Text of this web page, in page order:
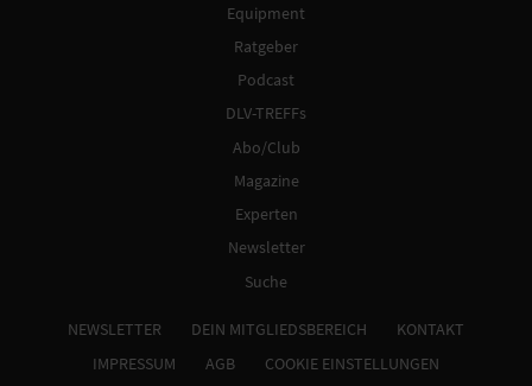
Equipment
Ratgeber
Podcast
DLV-TREFFs
Abo/Club
Magazine
Experten
Newsletter
Suche
NEWSLETTER DEIN MITGLIEDSBEREICH
KONTAKT
IMPRESSUM
AGB
COOKIE EINSTELLUNGEN